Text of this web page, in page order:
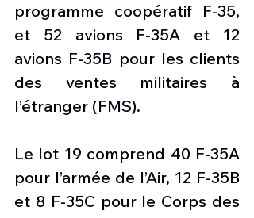
programme coopératif F-35,
et 52 avions F-35A et 12
avions F-35B pour les clients
des ventes militaires à
l’étranger (FMS).
Le lot 19 comprend 40 F-35A
pour l’armée de l’Air, 12 F-35B
et 8 F-35C pour le Corps des